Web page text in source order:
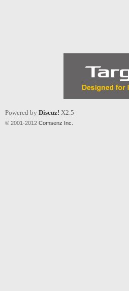
Powered by Discuz! X2.5
© 2001-2012 Comsenz Inc.